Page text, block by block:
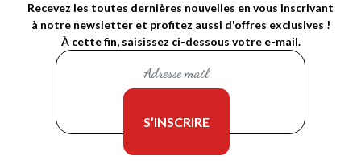
Recevez les toutes dernières nouvelles en vous inscrivant
à notre newsletter et profitez aussi d'offres exclusives !
À cette fin, saisissez ci-dessous votre e-mail.